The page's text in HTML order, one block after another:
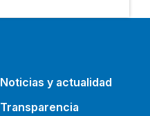
Noticias y actualidad
Transparencia